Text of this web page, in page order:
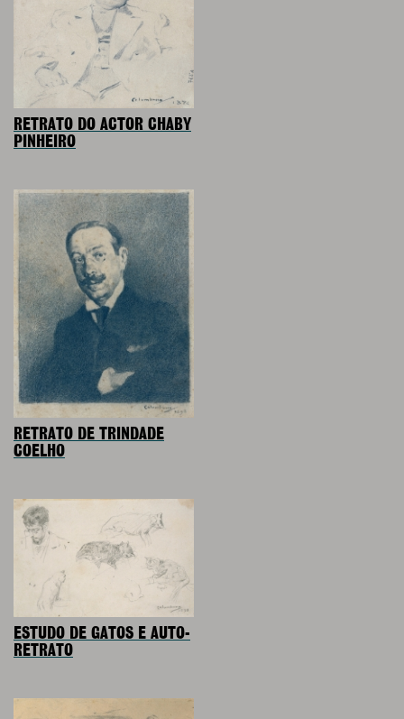
RETRATO DO ACTOR CHABY
PINHEIRO
RETRATO DE TRINDADE
COELHO
ESTUDO DE GATOS E AUTO-
RETRATO